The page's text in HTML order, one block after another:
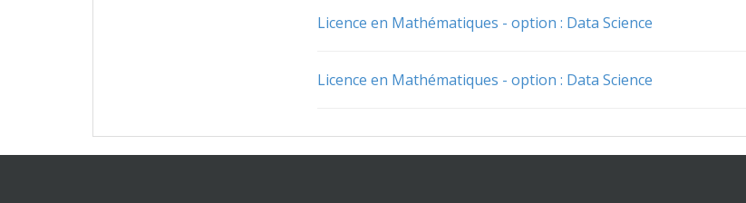
Licence en Mathématiques - option : Data Science
Licence en Mathématiques - option : Data Science